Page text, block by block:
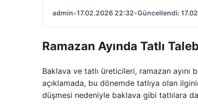
admin•17.02.2026 22:32•Güncellendi:
Ramazan Ayında Tatlı
Baklava ve tatlı üreticileri, ramazan ayını
açıklamada, bu dönemde tatlıya olan
düşmesi nedeniyle baklava gibi tatlılara